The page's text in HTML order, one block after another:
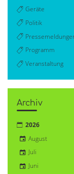
Geräte
Politik
Programm
Veranstaltung
Archiv
2026
August
Juli
Juni